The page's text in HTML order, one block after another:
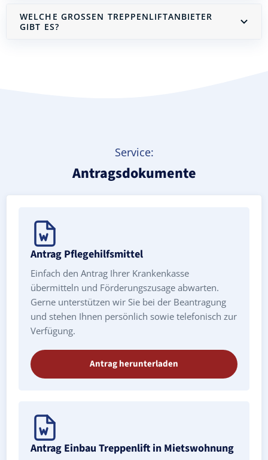
WELCHE GROSSEN TREPPENLIFTANBIETER G
IBT ES?
Service:
Antragsdokumente
Antrag Pflegehilfsmittel
Einfach den Antrag Ihrer Krankenkasse
übermitteln und Förderungszusage abwarten.
Gerne unterstützen wir Sie bei der Beantragung
und stehen Ihnen persönlich sowie telefonisch zur
Verfügung.
Antrag herunterladen
Antrag Einbau Treppenlift in Mietswohnung